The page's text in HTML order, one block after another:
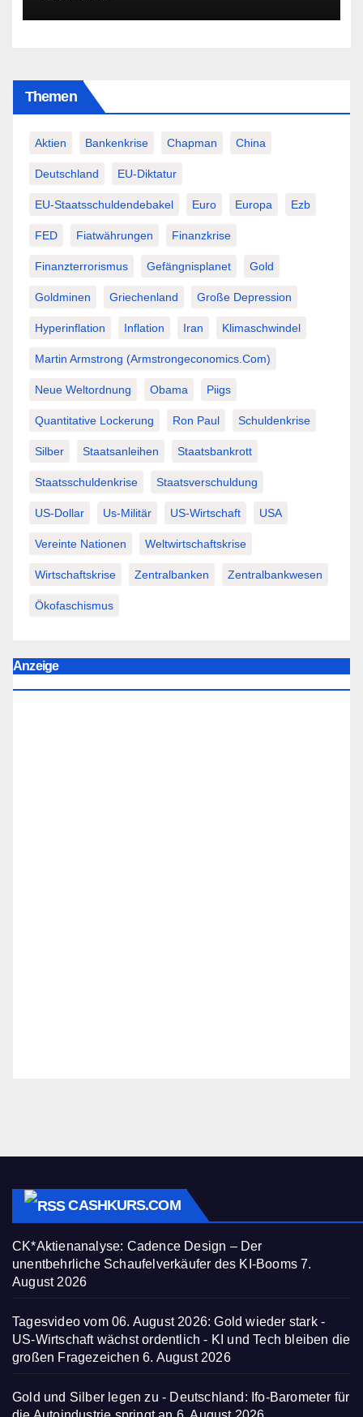
Themen
Aktien Bankenkrise Chapman China
Deutschland EU-Diktatur
EU-Staatsschuldendebakel Euro Europa Ezb
FED Fiatwährungen Finanzkrise
Finanzterrorismus Gefängnisplanet Gold
Goldminen Griechenland Große Depression
Hyperinflation Inflation Iran Klimaschwindel
Martin Armstrong (Armstrongeconomics.com)
Neue Weltordnung Obama Piigs
Quantitative Lockerung Ron Paul Schuldenkrise
Silber Staatsanleihen Staatsbankrott
Staatsschuldenkrise Staatsverschuldung
US-Dollar Us-Militär US-Wirtschaft USA
Vereinte Nationen Weltwirtschaftskrise
Wirtschaftskrise Zentralbanken Zentralbankwesen
Ökofaschismus
Anzeige
CASHKURS.COM
CK*Aktienanalyse: Cadence Design – Der
unentbehrliche Schaufelverkäufer des KI-Booms 7.
August 2026
Tagesvideo vom 06. August 2026: Gold wieder stark -
US-Wirtschaft wächst ordentlich - KI und Tech bleiben die
großen Fragezeichen 6. August 2026
Gold und Silber legen zu - Deutschland: Ifo-Barometer für